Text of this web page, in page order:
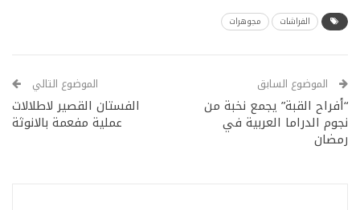
الفراشات مجوهرات
الموضوع السابق
“أفراح القبة” يجمع نخبة من
نجوم الدراما العربية في
رمضان
الموضوع التالي
الفستان القصير لاطلالات
عملية مفعمة بالانوثة